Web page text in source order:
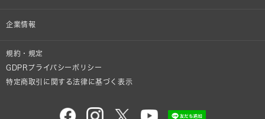
車載製品
半導体レーザー応用製品
その他、メディア 取材関連等のお問い合わせ
企業情報
株式会社オーディオテクニカ
採用情報
GLOBAL-オーディオテクニカ
規約・規定
GDPRプライバシーポリシー
特定商取引に関する法律に基づく表示